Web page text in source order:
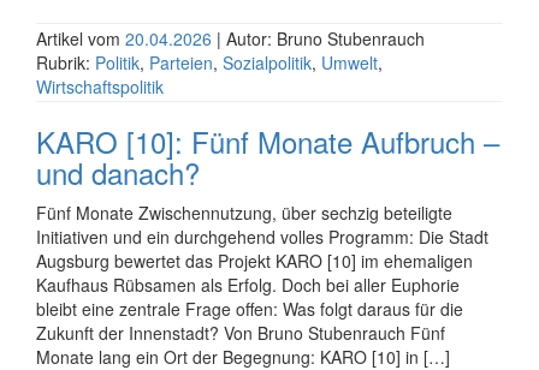
Artikel vom 20.04.2026 | Autor: Bruno Stubenrauch
Rubrik: Politik, Parteien, Sozialpolitik, Umwelt,
Wirtschaftspolitik
KARO [10]: Fünf Monate Aufbruch –
und danach?
Fünf Monate Zwischennutzung, über sechzig beteiligte
Initiativen und ein durchgehend volles Programm: Die Stadt
Augsburg bewertet das Projekt KARO [10] im ehemaligen
Kaufhaus Rübsamen als Erfolg. Doch bei aller Euphorie
bleibt eine zentrale Frage offen: Was folgt daraus für die
Zukunft der Innenstadt? Von Bruno Stubenrauch Fünf
Monate lang ein Ort der Begegnung: KARO [10] in […]